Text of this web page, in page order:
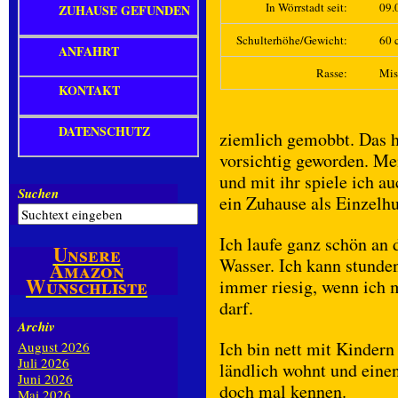
In Wörrstadt seit:
Schulterhöhe/Gewicht: 60
Rasse:
ziemlich gemobbt. Das
vorsichtig geworden.
und mit ihr spiele ich
ein Zuhause als
Ich laufe ganz schön an
Wasser. Ich kann
immer riesig, wenn ich
darf.
Ich bin nett mit
ländlich wohnt und
doch mal kennen.
ZUHAUSE GEFUNDEN
ANFAHRT
KONTAKT
DATENSCHUTZ
Suchen
Unsere
Amazon
Wunschliste
Archiv
August 2026
Juli 2026
Juni 2026
Mai 2026